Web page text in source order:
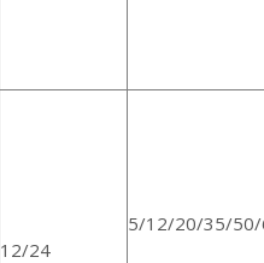
12/24
5/12/20/35/